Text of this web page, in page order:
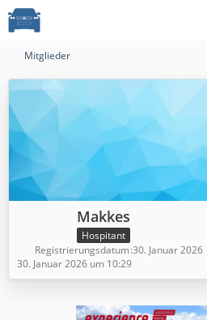
Mitglieder
Makkes
Hospitant
Registrierungsdatum 30. Januar 2026
30. Januar 2026 um 10:29